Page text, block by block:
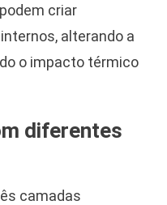
criar
alterando a
o impacto térmico
diferentes
camadas